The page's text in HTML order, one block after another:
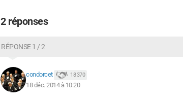
2 réponses
RÉPONSE 1 / 2
condorcet 18 370
18 déc. 2014 à 10:20